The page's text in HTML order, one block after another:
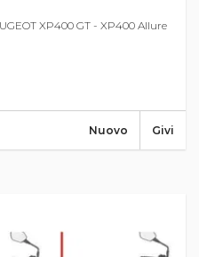
XP400 GT - XP400 Allure
Givi
Nuovo